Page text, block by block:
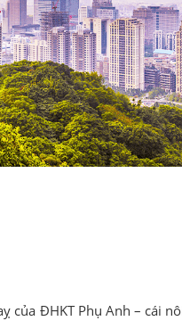
ĐHKT Phụ Anh – cái